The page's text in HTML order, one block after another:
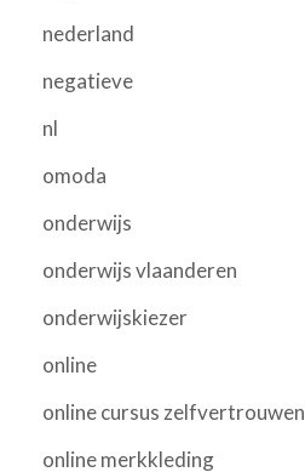
nederland
negatieve
nl
omoda
onderwijs
onderwijs vlaanderen
onderwijskiezer
online
online cursus zelfvertrouwen
online merkkleding